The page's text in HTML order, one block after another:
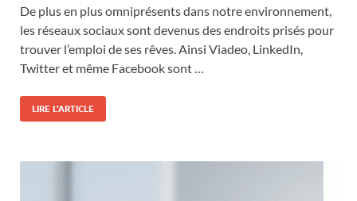
De plus en plus omniprésents dans notre environnement,
les réseaux sociaux sont devenus des endroits prisés pour
trouver l’emploi de ses rêves. Ainsi Viadeo, LinkedIn,
Twitter et même Facebook sont …
LIRE L'ARTICLE